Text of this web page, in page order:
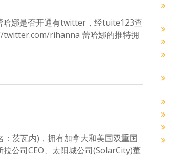
哈娜是否开通有twitter，经tuite123查
rihanna 蕾哈娜的推特拥
茨瓦内)，拥有加拿大和美国双重国
公司CEO、太阳城公司(SolarCity)董